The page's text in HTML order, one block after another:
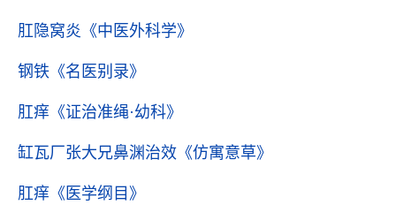
肛隐窝炎 《中医外科学》
钢铁 《名医别录》
肛痒 《证治准绳·幼科》
缸瓦厂张大兄鼻渊治效 《仿寓意草》
肛痒 《医学纲目》